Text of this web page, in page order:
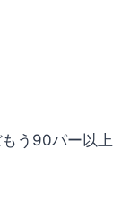
もう90パー以上